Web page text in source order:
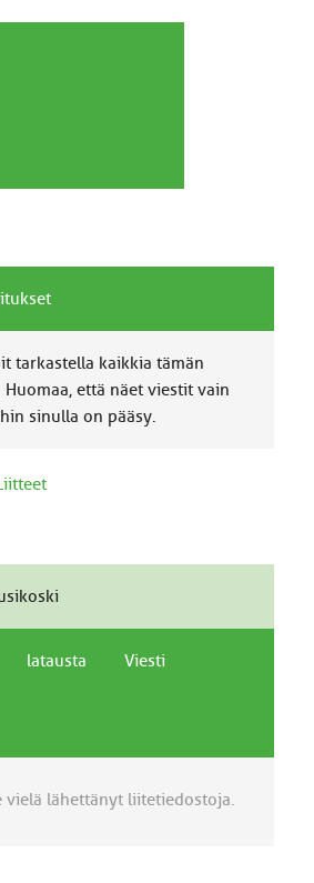
tarkastella kaikkia tämän
Huomaa, että näet viestit vain
sinulla on pääsy.
latausta Viesti
vielä lähettänyt liitetiedostoja.